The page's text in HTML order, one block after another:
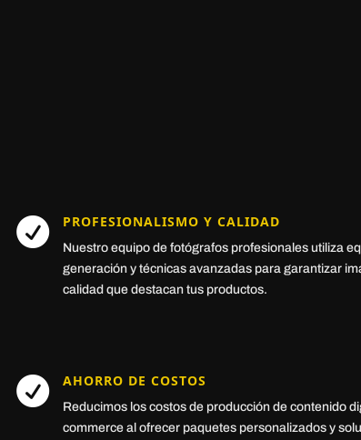
 PROFESIONALISMO Y CALIDAD
Nuestro equipo de fotógrafos profesionales utiliza
generación y técnicas avanzadas para garantizar
calidad que destacan tus productos.
 AHORRO DE COSTOS
Reducimos los costos de producción de contenido
commerce al ofrecer paquetes personalizados y